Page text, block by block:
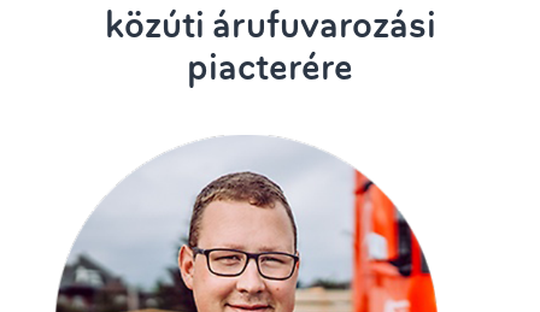
közúti árufuvarozási
piacterére